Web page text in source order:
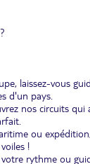
laissez-vous
d'un pays.
nos circuits
ou
!
rythme ou